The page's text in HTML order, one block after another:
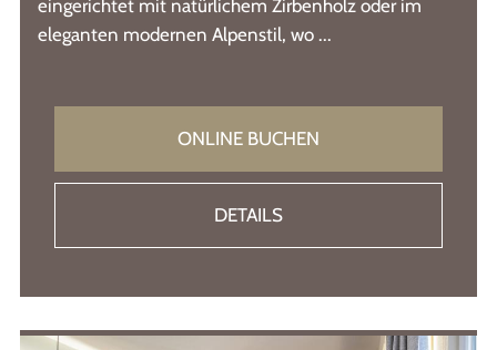
eingerichtet mit natürlichem Zirbenholz oder im
eleganten modernen Alpenstil, wo ...
ONLINE BUCHEN
DETAILS